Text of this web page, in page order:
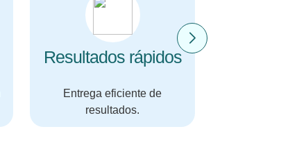
Resultados rápidos
Entrega eficiente de
resultados.